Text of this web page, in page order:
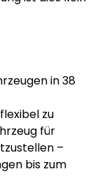
in 38
zu
für
–
bis zum